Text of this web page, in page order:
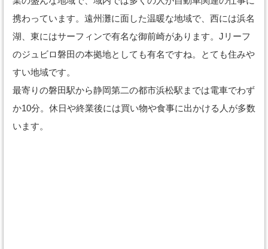
携わっています。遠州灘に面した温暖な地域で、西には浜名
湖、東にはサーフィンで有名な御前崎があります。Jリーフ
のジュビロ磐田の本拠地としても有名ですね。とても住みや
すい地域です。
最寄りの磐田駅から静岡第二の都市浜松駅までは電車でわず
か10分。休日や終業後には買い物や食事に出かける人が多数
います。